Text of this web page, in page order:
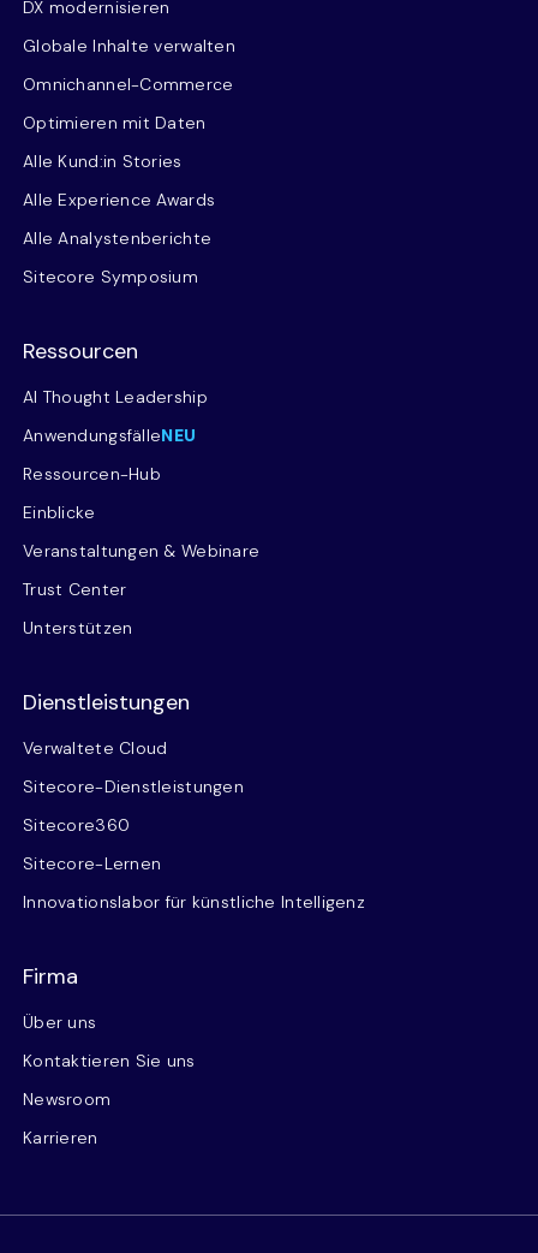
DX modernisieren
Globale Inhalte verwalten
Omnichannel-Commerce
Optimieren mit Daten
Alle Kund:in Stories
Alle Experience Awards
Alle Analystenberichte
Sitecore Symposium
Ressourcen
AI Thought Leadership
AnwendungsfälleNEU
Ressourcen-Hub
Einblicke
Veranstaltungen & Webinare
Trust Center
Unterstützen
Dienstleistungen
Verwaltete Cloud
Sitecore-Dienstleistungen
Sitecore360
Sitecore-Lernen
Innovationslabor für künstliche Intelligenz
Firma
Über uns
Kontaktieren Sie uns
Newsroom
Karrieren